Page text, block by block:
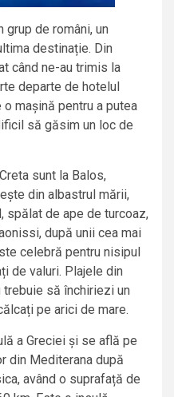
grup de români, un
destinație. Din
când ne-au trimis la
departe de hotelul
mașină pentru a putea
să găsim un loc de
sunt la Balos,
din albastrul mării,
spălat de ape de turcoaz,
după unii cea mai
celebră pentru nisipul
de valuri. Plajele din
să închiriezi un
pe arici de mare.
a Greciei și se află pe
din Mediterana după
având o suprafață de